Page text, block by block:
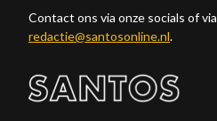
Contact ons via onze socials of via
redactie@santosonline.nl.